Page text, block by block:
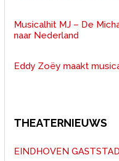
Musicalhit MJ – De
naar Nederland
Eddy Zoëy maakt
THEATERNIEUWS
EINDHOVEN